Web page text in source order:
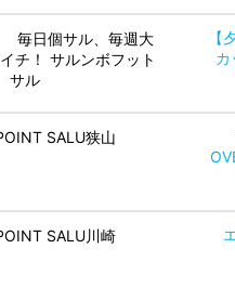
毎日個サル、毎週大
チ！ サルンボフット
サル
【
SALU狭山
SALU川崎